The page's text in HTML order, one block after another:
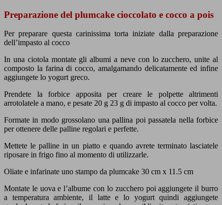
Preparazione del plumcake cioccolato e cocco a pois
Per preparare questa carinissima torta iniziate dalla preparazione
dell’impasto al cocco
In una ciotola montate gli albumi a neve con lo zucchero, unite al
composto la farina di cocco, amalgamando delicatamente ed infine
aggiungete lo yogurt greco.
Prendete la forbice apposita per creare le polpette altrimenti
arrotolatele a mano, e pesate 20 g 23 g di impasto al cocco per volta.
Formate in modo grossolano una pallina poi passatela nella forbice
per ottenere delle palline regolari e perfette.
Mettete le palline in un piatto e quando avrete terminato lasciatele
riposare in frigo fino al momento di utilizzarle.
Oliate e infarinate uno stampo da plumcake 30 cm x 11.5 cm
Montate le uova e l’albume con lo zucchero poi aggiungete il burro
a temperatura ambiente, il latte e lo yogurt quindi aggiungete